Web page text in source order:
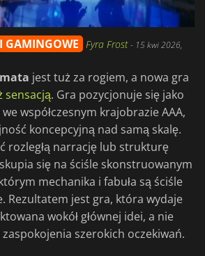
GAMINGOWE Fyra Frost- 15 kwi 2026,
jest tuż za rogiem, a nowa gra
sensacją. Gra pozycjonuje się jako
współczesnym krajobrazie AAA,
koncepcyjną nad samą skalę.
rozległą narrację lub strukturę
się na ściśle skonstruowanym
mechanika i fabuła są ściśle
Rezultatem jest gra, która wydaje
wokół głównej idei, a nie
szerokich oczekiwań.